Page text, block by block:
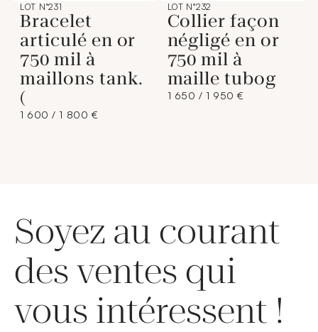
LOT N°231
Bracelet
articulé en or
750 mil à
maillons tank.
(
1 600 / 1 800 €
LOT N°232
Collier façon
négligé en or
750 mil à
maille tubog
1 650 / 1 950 €
Soyez au courant
des ventes qui
vous intéressent !